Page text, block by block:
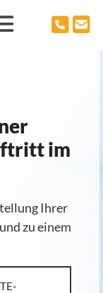
im
Ihrer
zu einem